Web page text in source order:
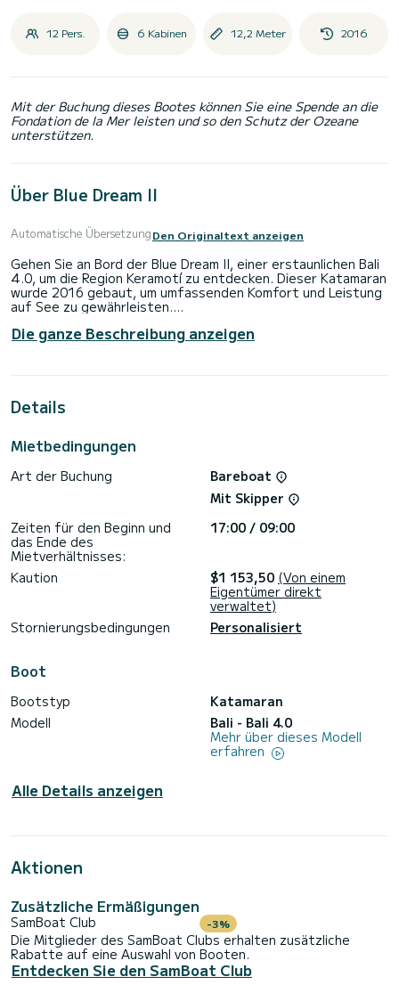
12 Pers. 6 Kabinen 12,2 Meter 2016
Mit der Buchung dieses Bootes können Sie eine Spende an die
Fondation de la Mer leisten und so den Schutz der Ozeane
unterstützen.
Über Blue Dream II
Automatische ÜbersetzungDen Originaltext anzeigen
Gehen Sie an Bord der Blue Dream II, einer erstaunlichen Bali
4.0, um die Region Keramotí zu entdecken. Dieser Katamaran
wurde 2016 gebaut, um umfassenden Komfort und Leistung
auf See zu gewährleisten.
Der Katamaran ist 12 Meter lang und hat 80 PS. Die 6
Kabinen bieten Platz für 12 Passagiere während der Fahrt.
Diese Bali 4.0 ist mit 4 Toiletten mit Dusche ausgestattet.
Dieses Boot ist mit einem Lattengroßsegel und einer
Wasseraufbereitungsanlage, Klimaanlage, elektrische Winde.
Die ganze Beschreibung anzeigen
Details
Mietbedingungen
Art der Buchung
Bareboat
Mit Skipper
Zeiten für den Beginn und
das Ende des
Mietverhältnisses:
17:00 / 09:00
Kaution $1 153,50 (Von einem
Eigentümer direkt
verwaltet)
Stornierungsbedingungen
Personalisiert
Boot
Bootstyp
Katamaran
Modell
Bali - Bali 4.0
Mehr über dieses Modell
erfahren
Alle Details anzeigen
Aktionen
Zusätzliche Ermäßigungen
SamBoat Club -3%
Die Mitglieder des SamBoat Clubs erhalten zusätzliche
Rabatte auf eine Auswahl von Booten.
Entdecken Sie den SamBoat Club